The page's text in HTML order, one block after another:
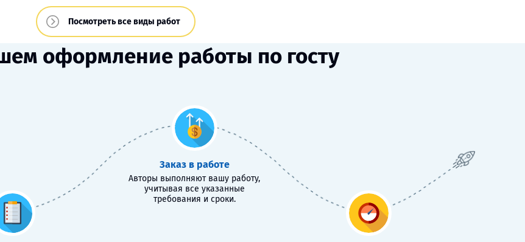
Посмотреть все виды работ
оформление работы по госту
Заказ в работе
Авторы выполняют вашу работу,
учитывая все указанные
требования и сроки.